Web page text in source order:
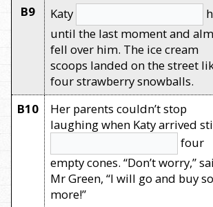
B9 Katy
until the last moment and
fell over him. The ice cream
scoops landed on the street
four strawberry snowballs.
B10
Her parents couldn’t stop
laughing when Katy arrived
four
empty cones. “Don’t worry,”
Mr Green, “I will go and buy
more!”